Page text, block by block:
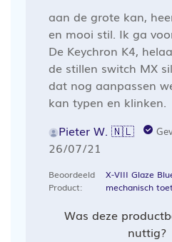
aan de grote kan,
en mooi stil. Ik ga
De Keychron K4,
de stillen switch MX
dat nog aanpassen
kan typen en klinken.
Pieter W. 🇳🇱
Publicatiedatum
26/07/21
Beoordeeld
Product:
X-VIII Glaze
mechanisch
Was deze
nuttig?